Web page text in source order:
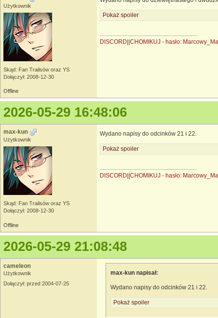
Użytkownik
Skąd: Fan Trailsów oraz YS
Dołączył: 2008-12-30
Pokaż spoiler
DISCORD||CHOMIKUJ - hasło:
Offline
2026-05-29 16:48:06
max-kun
Użytkownik
Skąd: Fan Trailsów oraz YS
Dołączył: 2008-12-30
Wydano napisy do odcinków 21 i 22.
Pokaż spoiler
DISCORD CHOMIKUJ - hasło:
Offline
2026-05-29 21:08:48
cameleon
Użytkownik
Dołączył: przed 2004-07-25
max-kun napisał:
Wydano napisy do odcinków 21 i 22.
Pokaż spoiler